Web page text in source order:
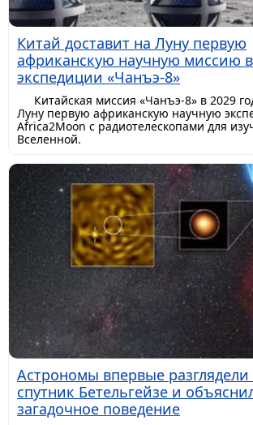
Китай доставит на Луну первую
африканскую научную миссию в
экспедиции «Чанъэ-8»
Китайская миссия «Чанъэ-8» в 2029
Луну первую африканскую научную
Africa2Moon с радиотелескопами для
Вселенной.
Астрономы впервые разглядели
спутник Бетельгейзе и
загадочное поведение